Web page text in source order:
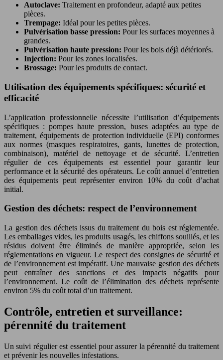
Autoclave: Traitement en profondeur, adapté aux petites
pièces.
Trempage: Idéal pour les petites pièces.
Pulvérisation basse pression: Pour les surfaces moyennes à
grandes.
Pulvérisation haute pression: Pour les bois déjà détériorés.
Injection: Pour les zones localisées.
Brossage: Pour les produits de contact.
Utilisation des équipements spécifiques: sécurité et
efficacité
L’application professionnelle nécessite l’utilisation d’équipements
spécifiques : pompes haute pression, buses adaptées au type de
traitement, équipements de protection individuelle (EPI) conformes
aux normes (masques respiratoires, gants, lunettes de protection,
combinaison), matériel de nettoyage et de sécurité. L’entretien
régulier de ces équipements est essentiel pour garantir leur
performance et la sécurité des opérateurs. Le coût annuel d’entretien
des équipements peut représenter environ 10% du coût d’achat
initial.
Gestion des déchets: respect de l’environnement
La gestion des déchets issus du traitement du bois est réglementée.
Les emballages vides, les produits usagés, les chiffons souillés, et les
résidus doivent être éliminés de manière appropriée, selon les
réglementations en vigueur. Le respect des consignes de sécurité et
de l’environnement est impératif. Une mauvaise gestion des déchets
peut entraîner des sanctions et des impacts négatifs pour
l’environnement. Le coût de l’élimination des déchets représente
environ 5% du coût total d’un traitement.
Contrôle, entretien et surveillance:
pérennité du traitement
Un suivi régulier est essentiel pour assurer la pérennité du traitement
et prévenir les nouvelles infestations.